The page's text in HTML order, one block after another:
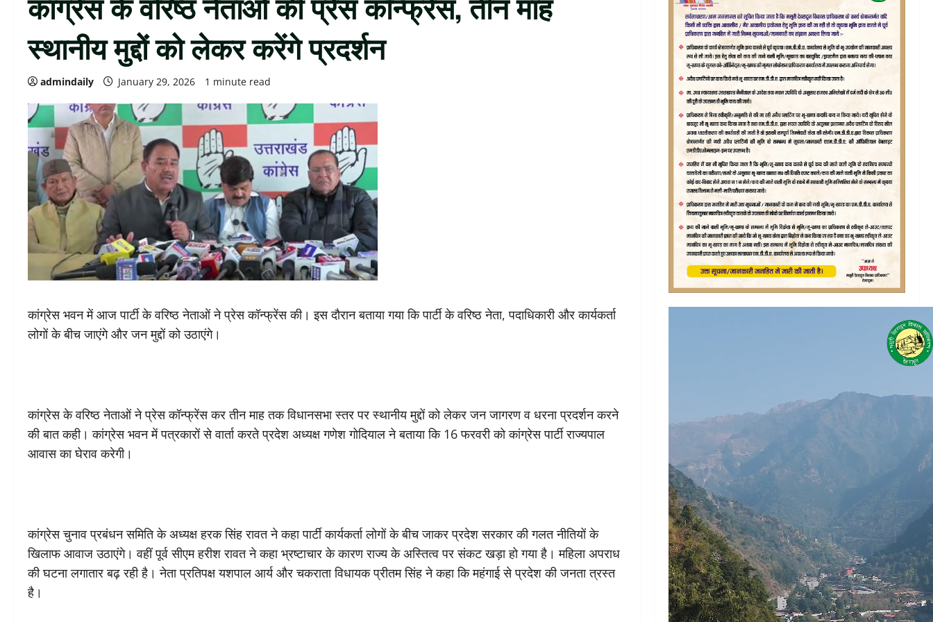
स्थानीय मुद्दों को लेकर करेंगे प्रदर्शन
admindaily January 29, 2026 1 minute read
कांग्रेस भवन में आज पार्टी के वरिष्ठ नेताओं ने प्रेस कॉन्फ्रेंस की। इस दौरान बताया गया कि पार्टी के वरिष्ठ नेता, पदाधिकारी और कार्यकर्ता
लोगों के बीच जाएंगे और जन मुद्दों को उठाएंगे।
कांग्रेस के वरिष्ठ नेताओं ने प्रेस कॉन्फ्रेंस कर तीन माह तक विधानसभा स्तर पर स्थानीय मुद्दों को लेकर जन जागरण व धरना प्रदर्शन करने
की बात कही। कांग्रेस भवन में पत्रकारों से वार्ता करते प्रदेश अध्यक्ष गणेश गोदियाल ने बताया कि 16 फरवरी को कांग्रेस पार्टी राज्यपाल
आवास का घेराव करेगी।
कांग्रेस चुनाव प्रबंधन समिति के अध्यक्ष हरक सिंह रावत ने कहा पार्टी कार्यकर्ता लोगों के बीच जाकर प्रदेश सरकार की गलत नीतियों के
खिलाफ आवाज उठाएंगे। वहीं पूर्व सीएम हरीश रावत ने कहा भ्रष्टाचार के कारण राज्य के अस्तित्व पर संकट खड़ा हो गया है। महिला अपराध
की घटना लगातार बढ़ रही है। नेता प्रतिपक्ष यशपाल आर्य और चकराता विधायक प्रीतम सिंह ने कहा कि महंगाई से प्रदेश की जनता त्रस्त
है।